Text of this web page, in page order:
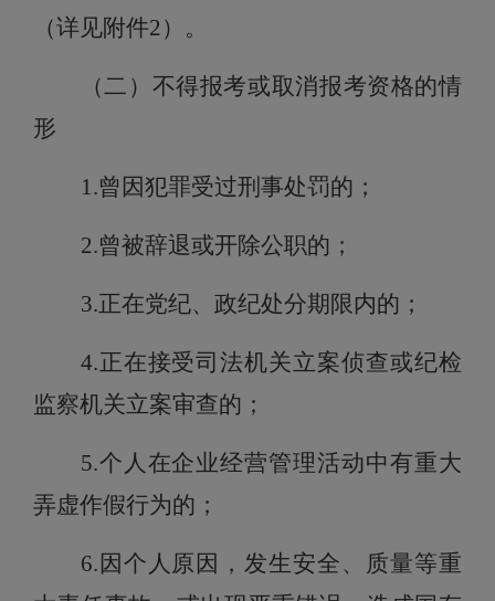
（详见附件2）。
（二 ） 不得报考或取消报考资格的情
形
1.曾因犯罪受过刑事处罚的；
2.曾被辞退或开除公职的；
3.正在党纪、政纪处分期限内的；
4.正在接受司法机关立案侦查或纪检
监察机关立案审查的 ；
5.个人在企业经营管理活动中有重大
弄虚作假行为的；
6. 因个人原因，发生安全、质量等重